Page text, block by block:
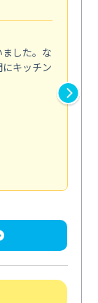
した。な
キッチン